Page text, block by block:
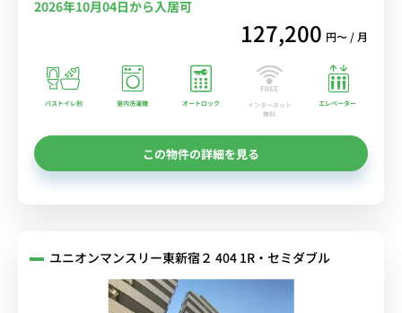
2026年10月04日から入居可
127,200 円〜 / 月
バストイレ別 室内洗濯機 オートロック
インターネット
無料
エレベーター
この物件の詳細を見る
ユニオンマンスリー東新宿２ 404 1R・セミダブル